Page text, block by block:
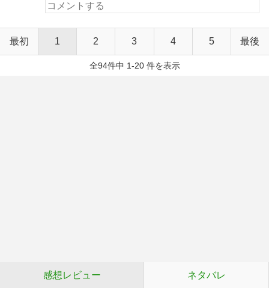
最初 1 2 3 4 5 最後
全94件中 1-20 件を表示
感想レビュー ネタバレ